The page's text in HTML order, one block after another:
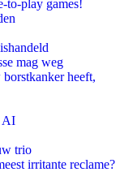
to-play games!
mag weg
heeft,
AI
trio
irritante reclame?